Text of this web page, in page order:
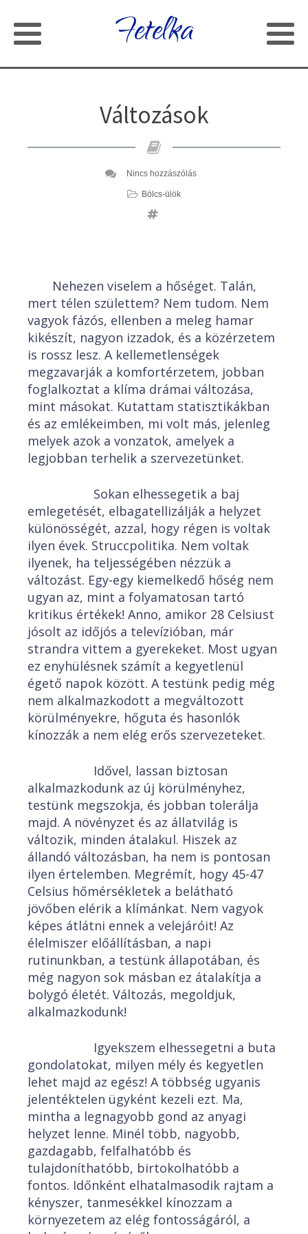
Fetelka
Változások
Nincs hozzászólás
Bölcs-ülök
Nehezen viselem a hőséget. Talán,
mert télen születtem? Nem tudom. Nem
vagyok fázós, ellenben a meleg hamar
kikészít, nagyon izzadok, és a közérzetem
is rossz lesz. A kellemetlenségek
megzavarják a komfortérzetem, jobban
foglalkoztat a klíma drámai változása,
mint másokat. Kutattam statisztikákban
és az emlékeimben, mi volt más, jelenleg
melyek azok a vonzatok, amelyek a
legjobban terhelik a szervezetünket.
Sokan elhessegetik a baj
emlegetését, elbagatellizálják a helyzet
különösségét, azzal, hogy régen is voltak
ilyen évek. Struccpolitika. Nem voltak
ilyenek, ha teljességében nézzük a
változást. Egy-egy kiemelkedő hőség nem
ugyan az, mint a folyamatosan tartó
kritikus értékek! Anno, amikor 28 Celsiust
jósolt az időjós a televízióban, már
strandra vittem a gyerekeket. Most ugyan
ez enyhülésnek számít a kegyetlenül
égető napok között. A testünk pedig még
nem alkalmazkodott a megváltozott
körülményekre, hőguta és hasonlók
kínozzák a nem elég erős szervezeteket.
Idővel, lassan biztosan
alkalmazkodunk az új körülményhez,
testünk megszokja, és jobban tolerálja
majd. A növényzet és az állatvilág is
változik, minden átalakul. Hiszek az
állandó változásban, ha nem is pontosan
ilyen értelemben. Megrémít, hogy 45-47
Celsius hőmérsékletek a belátható
jövőben elérik a klímánkat. Nem vagyok
képes átlátni ennek a velejáróit! Az
élelmiszer előállításban, a napi
rutinunkban, a testünk állapotában, és
még nagyon sok másban ez átalakítja a
bolygó életét. Változás, megoldjuk,
alkalmazkodunk!
Igyekszem elhessegetni a buta
gondolatokat, milyen mély és kegyetlen
lehet majd az egész! A többség ugyanis
jelentéktelen ügyként kezeli ezt. Ma,
mintha a legnagyobb gond az anyagi
helyzet lenne. Minél több, nagyobb,
gazdagabb, felfalhatóbb és
tulajdoníthatóbb, birtokolhatóbb a
fontos. Időnként elhatalmasodik rajtam a
kényszer, tanmesékkel kínozzam a
környezetem az elég fontosságáról, a